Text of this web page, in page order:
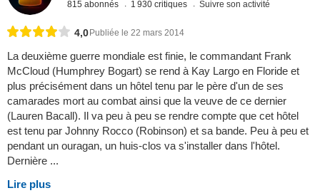
815 abonnés 1 930 critiques Suivre son activité
4,0 Publiée le 22 mars 2014
La deuxième guerre mondiale est finie, le commandant Frank
McCloud (Humphrey Bogart) se rend à Kay Largo en Floride et
plus précisément dans un hôtel tenu par le père d'un de ses
camarades mort au combat ainsi que la veuve de ce dernier
(Lauren Bacall). Il va peu à peu se rendre compte que cet hôtel
est tenu par Johnny Rocco (Robinson) et sa bande. Peu à peu et
pendant un ouragan, un huis-clos va s'installer dans l'hôtel.
Dernière ...
Lire plus